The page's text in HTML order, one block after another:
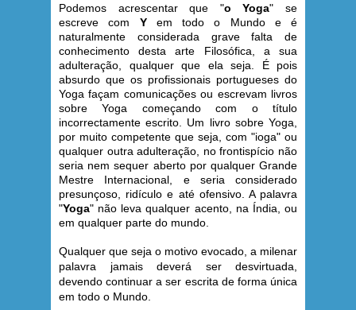
Podemos acrescentar que "o Yoga" se
escreve com Yem todo o Mundo e é
naturalmente considerada grave falta de
conhecimento desta arte Filosófica, a sua
adulteração, qualquer que ela seja. É pois
absurdo que os profissionais portugueses do
Yoga façam comunicações ou escrevam livros
sobre Yoga começando com o título
incorrectamente escrito. Um livro sobre Yoga,
por muito competente que seja, com "ioga" ou
qualquer outra adulteração, no frontispício não
seria nem sequer aberto por qualquer Grande
Mestre Internacional, e seria considerado
presunçoso, ridículo e até ofensivo. A palavra
"Yoga" não leva qualquer acento, na Índia, ou
em qualquer parte do mundo.
Qualquer que seja o motivo evocado, a milenar
palavra jamais deverá ser desvirtuada,
devendo continuar a ser escrita de forma única
em todo o Mundo.